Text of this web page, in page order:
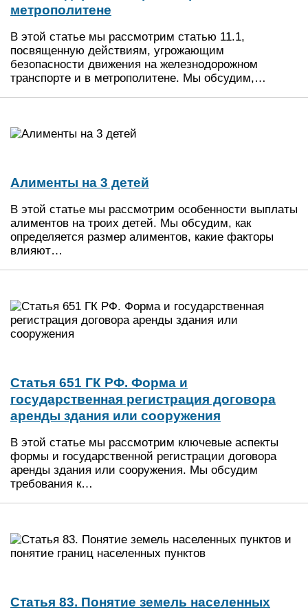
метрополитене
В этой статье мы рассмотрим статью 11.1,
посвященную действиям, угрожающим
безопасности движения на железнодорожном
транспорте и в метрополитене. Мы обсудим,…
Алименты на 3 детей
В этой статье мы рассмотрим особенности выплаты
алиментов на троих детей. Мы обсудим, как
определяется размер алиментов, какие факторы
влияют…
Статья 651 ГК РФ. Форма и
государственная регистрация договора
аренды здания или сооружения
В этой статье мы рассмотрим ключевые аспекты
формы и государственной регистрации договора
аренды здания или сооружения. Мы обсудим
требования к…
Статья 83. Понятие земель населенных